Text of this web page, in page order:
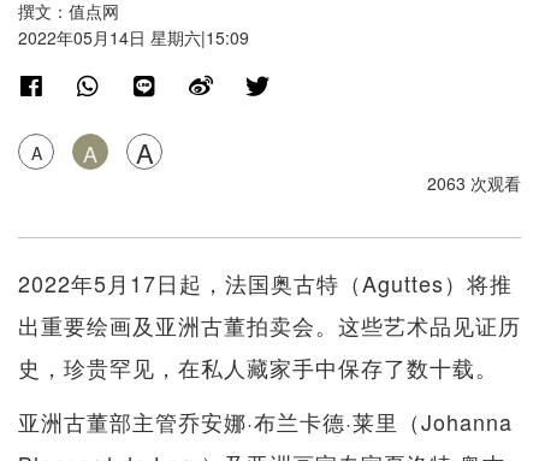
撰文：值点网
2022年05月14日 星期六|15:09
A A A
2063 次观看
2022年5月17日起，法国奥古特（Aguttes）将推
出重要绘画及亚洲古董拍卖会。这些艺术品见证历
史，珍贵罕见，在私人藏家手中保存了数十载。
亚洲古董部主管乔安娜·布兰卡德·莱里（Johanna